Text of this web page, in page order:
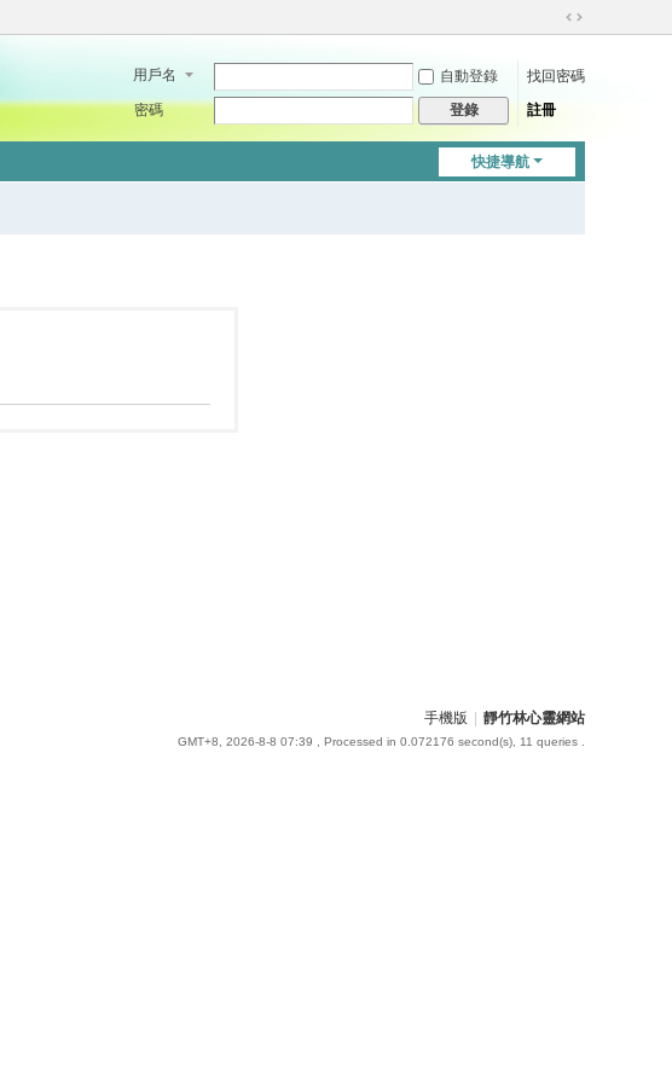
切
到
用戶名 自動登錄
找回密碼
密碼
登錄 註冊
快捷導航
手機版 靜竹林心靈網站
GMT+8, 2026-8-8 07:39 , Processed in 0.072176 second(s), 11 queries .